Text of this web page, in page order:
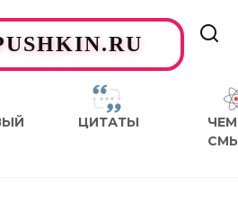
ЦИТАТЫ
ЧЕМ